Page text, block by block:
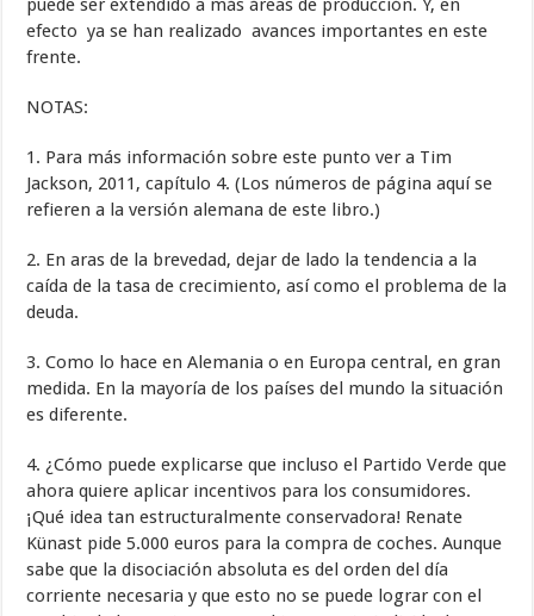
puede ser extendido a más áreas de producción. Y, en
efecto ya se han realizado avances importantes en este
frente.
NOTAS:
1. Para más información sobre este punto ver a Tim
Jackson, 2011, capítulo 4. (Los números de página aquí se
refieren a la versión alemana de este libro.)
2. En aras de la brevedad, dejar de lado la tendencia a la
caída de la tasa de crecimiento, así como el problema de la
deuda.
3. Como lo hace en Alemania o en Europa central, en gran
medida. En la mayoría de los países del mundo la situación
es diferente.
4. ¿Cómo puede explicarse que incluso el Partido Verde que
ahora quiere aplicar incentivos para los consumidores.
¡Qué idea tan estructuralmente conservadora! Renate
Künast pide 5.000 euros para la compra de coches. Aunque
sabe que la disociación absoluta es del orden del día
corriente necesaria y que esto no se puede lograr con el